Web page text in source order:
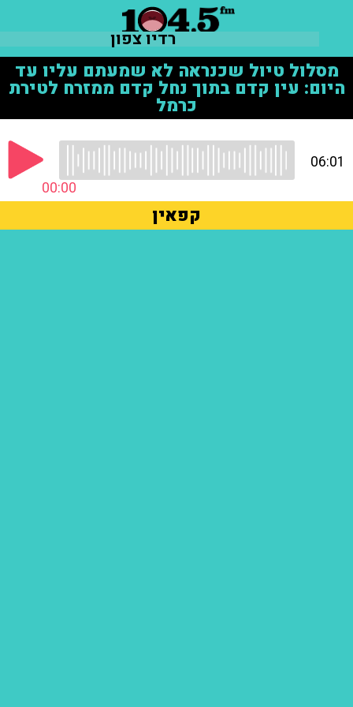
רדיו צפון
מסלול טיול שכנראה לא שמעתם עליו עד
היום: עין קדם בתוך נחל קדם ממזרח לטירת
כרמל
00:00
06:01
קפאין